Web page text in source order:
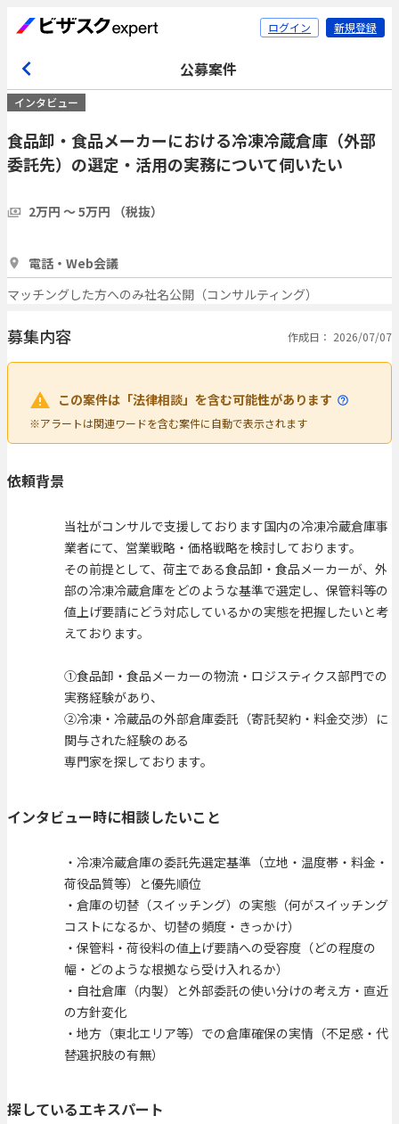
ログイン 新規登録
公募案件
インタビュー
食品卸・食品メーカーにおける冷凍冷蔵倉庫（外部
委託先）の選定・活用の実務について伺いたい
2万円 〜 5万円 （税抜）
電話・Web会議
マッチングした方へのみ社名公開（コンサルティング）
募集内容 作成日： 2026/07/07
この案件は「法律相談」を含む可能性があります
※アラートは関連ワードを含む案件に自動で表示されます
依頼背景
当社がコンサルで支援しております国内の冷凍冷蔵倉庫事
業者にて、営業戦略・価格戦略を検討しております。
その前提として、荷主である食品卸・食品メーカーが、外
部の冷凍冷蔵倉庫をどのような基準で選定し、保管料等の
値上げ要請にどう対応しているかの実態を把握したいと考
えております。
①食品卸・食品メーカーの物流・ロジスティクス部門での
実務経験があり、
②冷凍・冷蔵品の外部倉庫委託（寄託契約・料金交渉）に
関与された経験のある
専門家を探しております。
インタビュー時に相談したいこと
・冷凍冷蔵倉庫の委託先選定基準（立地・温度帯・料金・
荷役品質等）と優先順位
・倉庫の切替（スイッチング）の実態（何がスイッチング
コストになるか、切替の頻度・きっかけ）
・保管料・荷役料の値上げ要請への受容度（どの程度の
幅・どのような根拠なら受け入れるか）
・自社倉庫（内製）と外部委託の使い分けの考え方・直近
の方針変化
・地方（東北エリア等）での倉庫確保の実情（不足感・代
替選択肢の有無）
探しているエキスパート